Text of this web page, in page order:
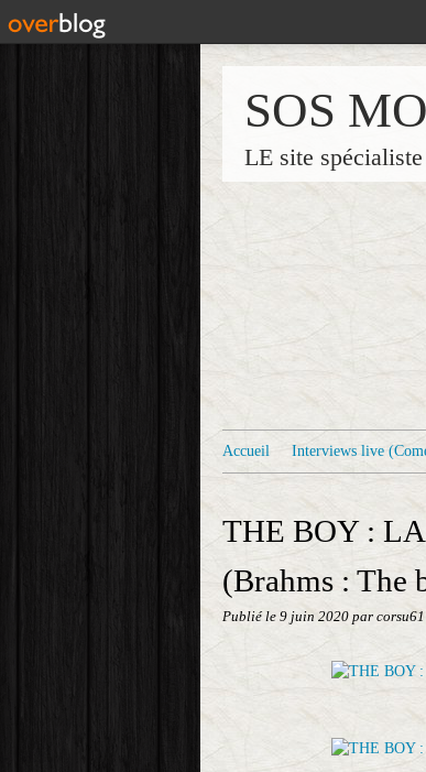
SOS
LE site
Accueil Interviews live
THE BOY :
(Brahms : The
Publié le 9 juin 2020 par corsu61